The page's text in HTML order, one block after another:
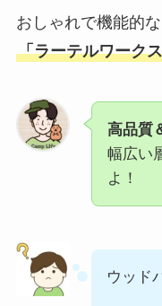
おしゃれで機能的
「ラーテルワーク
高品質
幅広い
よ！
ウッド